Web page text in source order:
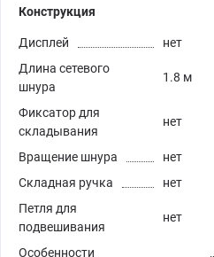
Конструкция
Дисплей
нет
Длина сетевого
шнура
1.8 м
Фиксатор для
складывания
нет
Вращение шнура
нет
Складная ручка
нет
Петля для
подвешивания
нет
Особенности